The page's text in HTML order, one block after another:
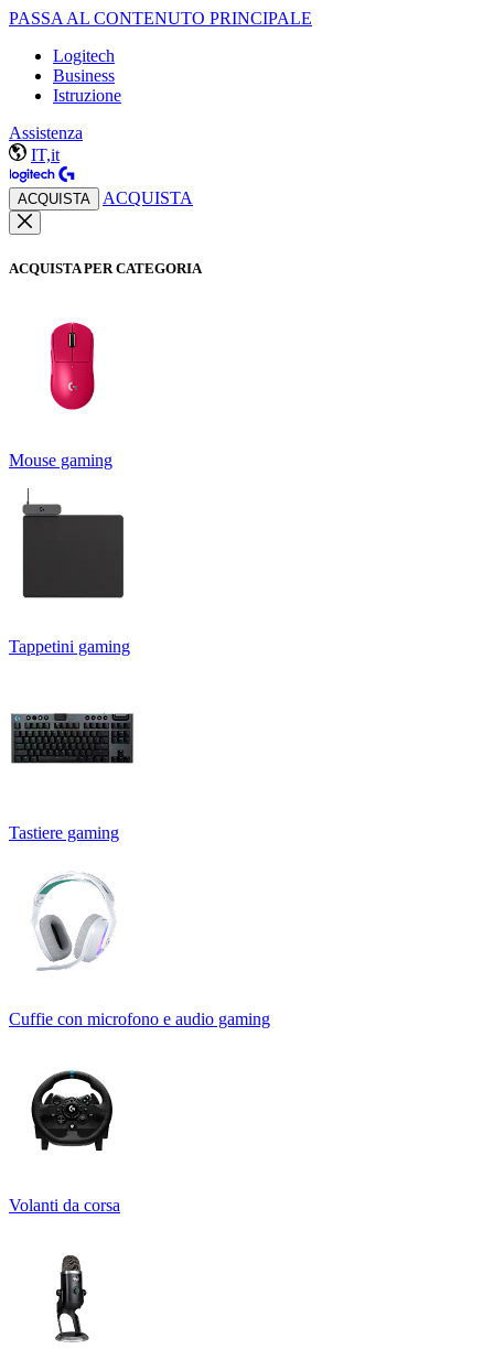
PASSA AL CONTENUTO PRINCIPALE
Logitech
Business
Istruzione
Assistenza
IT,it
ACQUISTA ACQUISTA
ACQUISTA PER CATEGORIA
Mouse gaming
Tappetini gaming
Tastiere gaming
Cuffie con microfono e audio gaming
Volanti da corsa